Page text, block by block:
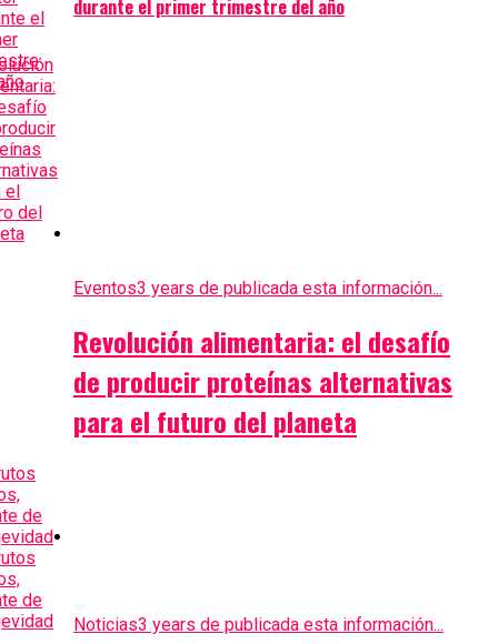
durante el primer trimestre del año
Eventos3 years de publicada esta información...
Revolución alimentaria: el desafío
de producir proteínas alternativas
para el futuro del planeta
Noticias3 years de publicada esta información...